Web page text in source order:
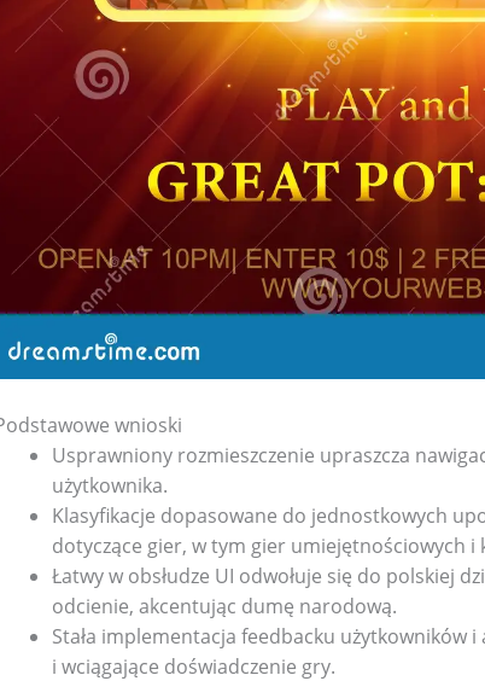
Bathroom
wnioski
Usprawniony rozmieszczenie upraszcza
użytkownika.
Klasyfikacje dopasowane do jednostkowych
dotyczące gier, w tym gier umiejętnościowych
Łatwy w obsłudze UI odwołuje się do polskiej
odcienie, akcentując dumę narodową.
Stała implementacja feedbacku użytkowników
i wciągające doświadczenie gry.